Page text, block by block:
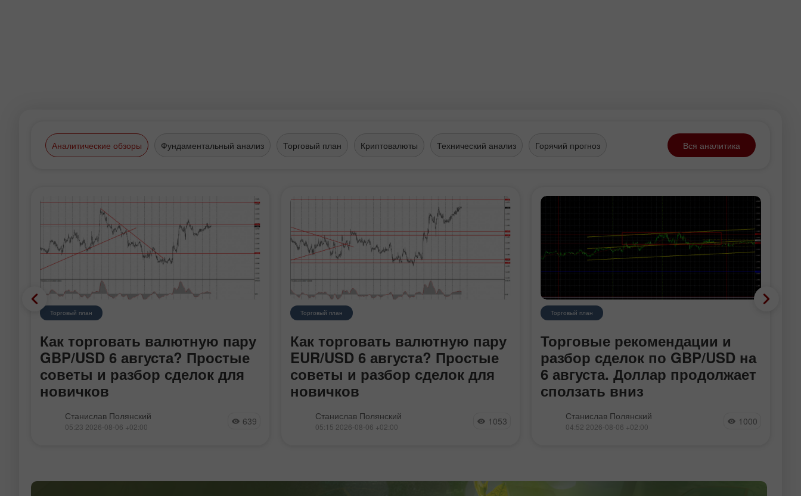
Аналитические обзоры Фундаментальный анализ Торговый план Криптовалюты Технический анализ Горячий прогноз Вся аналитика
Торговый план
Как торговать валютную пару
GBP/USD 6 августа? Простые
советы и разбор сделок для
новичков
Пара GBP/USD в течение среды также
продолжала несильное восходящее
Ближнем
Станислав Полянский
05:23 2026-08-06 +02:00 639
Торговый план
Как торговать валютную пару
EUR/USD 6 августа? Простые
советы и разбор сделок для
новичков
Валютная пара EUR/USD на торгах в среду
продолжала движение к уровню 1,1584 после
Станислав Полянский
05:15 2026-08-06 +02:00 1053
Торговый план
Торговые рекомендации и
разбор сделок по GBP/USD на
6 августа. Доллар продолжает
сползать вниз
Валютная пара GBP/USD в течение среды
продолжала несильное восходящее
вызвало дополнительное
Станислав Полянский
04:52 2026-08-06 +02:00 1000